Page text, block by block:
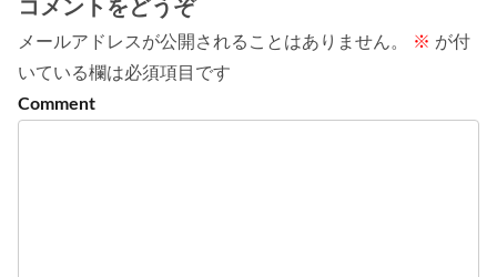
コメントをどうぞ
メールアドレスが公開されることはありません。 ※ が付
いている欄は必須項目です